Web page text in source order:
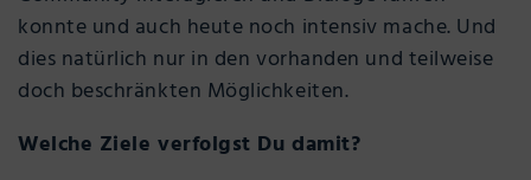
konnte und auch heute noch intensiv mache. Und
dies natürlich nur in den vorhanden und teilweise
doch beschränkten Möglichkeiten.
Welche Ziele verfolgst Du damit?